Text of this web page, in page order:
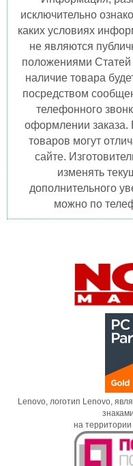
исключительно
каких условиях
не являются
положениями
наличие товара
посредством
телефонного
оформлении заказа.
товаров могут
сайте.
изменять
дополнительного
можно по
Lenovo, логотип Lenovo,
на